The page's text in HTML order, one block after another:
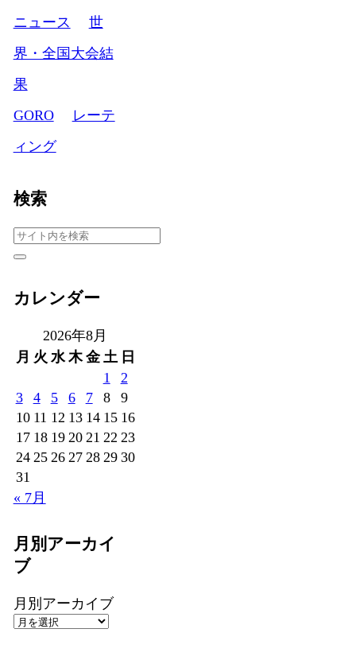
ニュース
世
界・全国大会結
果
GORO
レーテ
ィング
検索
カレンダー
2026年8月
月 火 水 木 金 土 日
1
2
3
4 5 6 7 8
9
10 11 12 13 14 15 16
17 18 19 20 21 22 23
24 25 26 27 28 29 30
31
« 7月
月別アーカイ
ブ
月別アーカイブ